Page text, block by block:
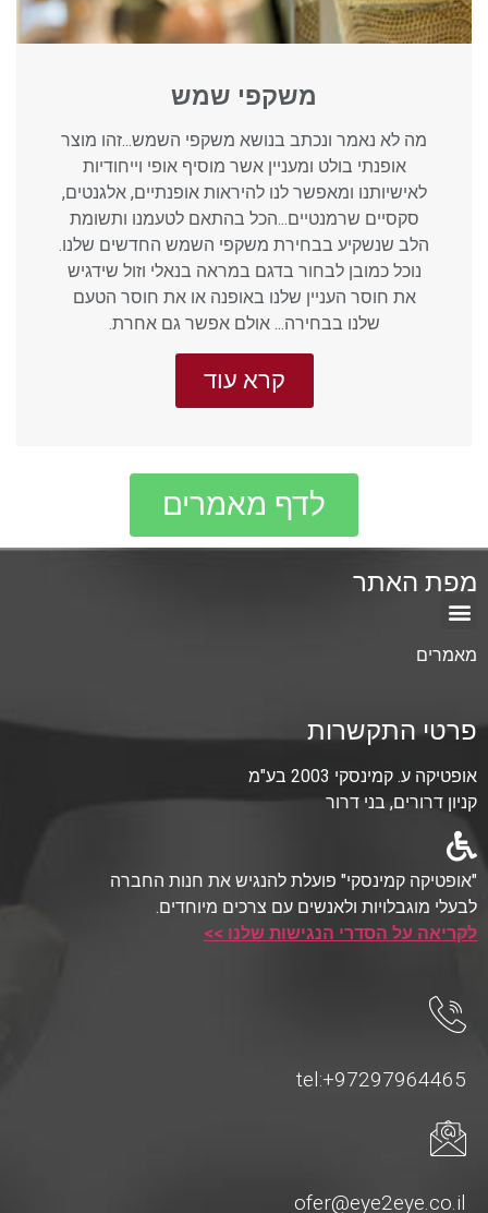
משקפי שמש
מה לא נאמר ונכתב בנושא משקפי השמש...זהו מוצר
אופנתי בולט ומעניין אשר מוסיף אופי וייחודיות
לאישיותנו ומאפשר לנו להיראות אופנתיים, אלגנטים,
סקסיים שרמנטיים...הכל בהתאם לטעמנו ותשומת
הלב שנשקיע בבחירת משקפי השמש החדשים שלנו.
נוכל כמובן לבחור בדגם במראה בנאלי וזול שידגיש
את חוסר העניין שלנו באופנה או את חוסר הטעם
שלנו בבחירה... אולם אפשר גם אחרת.
קרא עוד
לדף מאמרים
מפת האתר
מאמרים
פרטי התקשרות
אופטיקה ע. קמינסקי 2003 בע"מ
קניון דרורים, בני דרור
"אופטיקה קמינסקי" פועלת להנגיש את חנות החברה
לבעלי מוגבלויות ולאנשים עם צרכים מיוחדים.
לקריאה על הסדרי הנגישות שלנו >>
tel:+97297964465
ofer@eye2eye.co.il